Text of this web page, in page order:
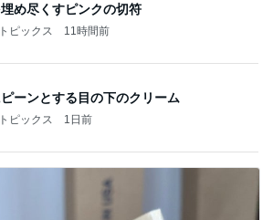
め尽くすピンクの切符
ピックス 11時間前
ーンとする目の下のクリーム
ピックス 1日前